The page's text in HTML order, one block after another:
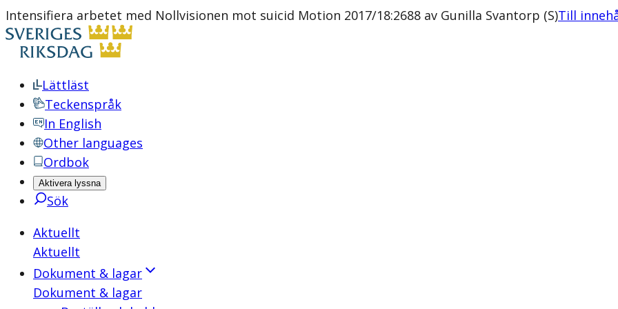
Intensifiera arbetet med Nollvisionen mot suicid Motion 2017/18:2688 av Gunilla Svantorp (S)Till
Lättläst
Teckenspråk
In English
Other languages
Ordbok
Aktivera lyssna
Sök
Aktuellt
Aktuellt
Dokument & lagar
Dokument & lagar